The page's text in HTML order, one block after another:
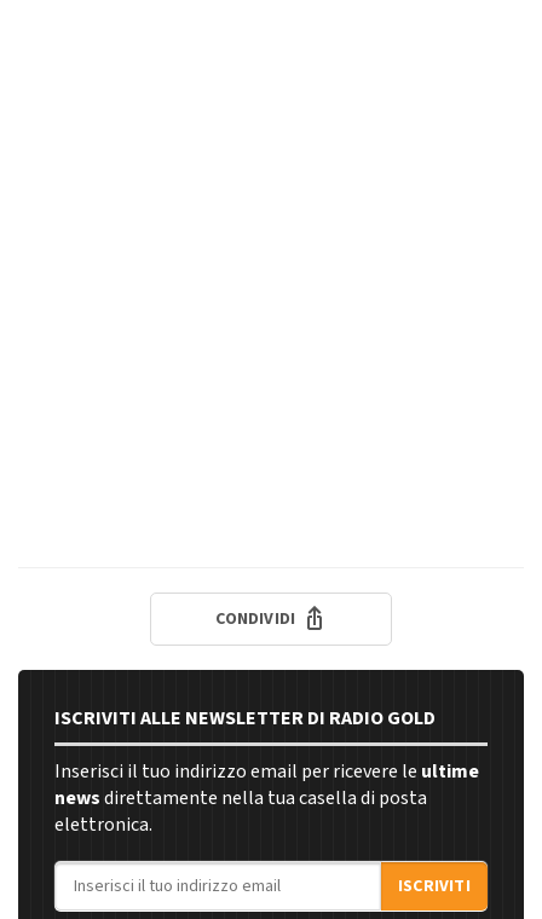
CONDIVIDI
ISCRIVITI ALLE NEWSLETTER DI RADIO GOLD
Inserisci il tuo indirizzo email per ricevere le ultime
newsdirettamente nella tua casella di posta
elettronica.
Indirizzo email
ISCRIVITI